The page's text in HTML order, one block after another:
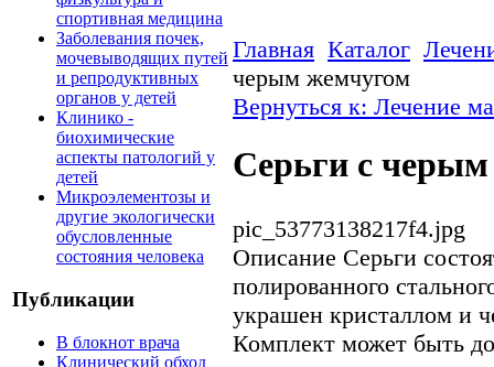
спортивная медицина
Заболевания почек,
мочевыводящих путей
и репродуктивных
органов у детей
Клинико -
биохимические
аспекты патологий у
детей
Микроэлементозы и
другие экологически
обусловленные
состояния человека
Публикации
В блокнот врача
Клинический обход
Главная Каталог
черым жемчугом
Вернуться к: Лечение
Серьги с
pic_53773138217f4.jpg
Описание Серьги
полированного
украшен кристаллом и
Комплект может быть